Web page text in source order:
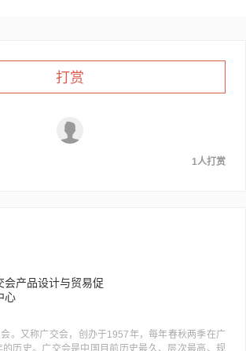
打赏
1人打赏
会产品设计与贸易促
心
。又称广交会，创办于1957年，每年春秋两季在广